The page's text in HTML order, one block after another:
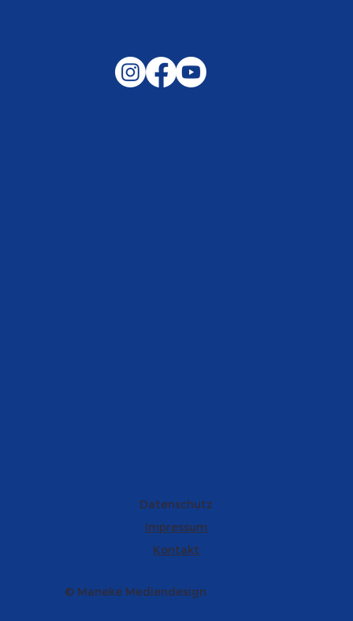
Gemeinsam auf außergewöhnliche
Datenschutz
Impressum
Kontakt
© Maneke Mediendesign